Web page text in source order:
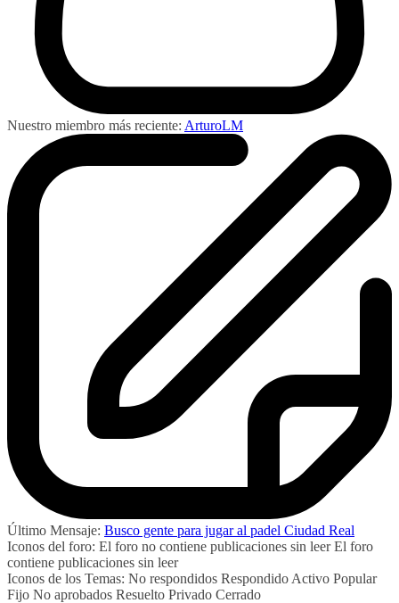
Nuestro miembro más reciente: ArturoLM
Último Mensaje: Busco gente para jugar al padel Ciudad Real
Iconos del foro: El foro no contiene publicaciones sin leer El foro
contiene publicaciones sin leer
Iconos de los Temas: No respondidos Respondido Activo Popular
Fijo No aprobados Resuelto Privado Cerrado